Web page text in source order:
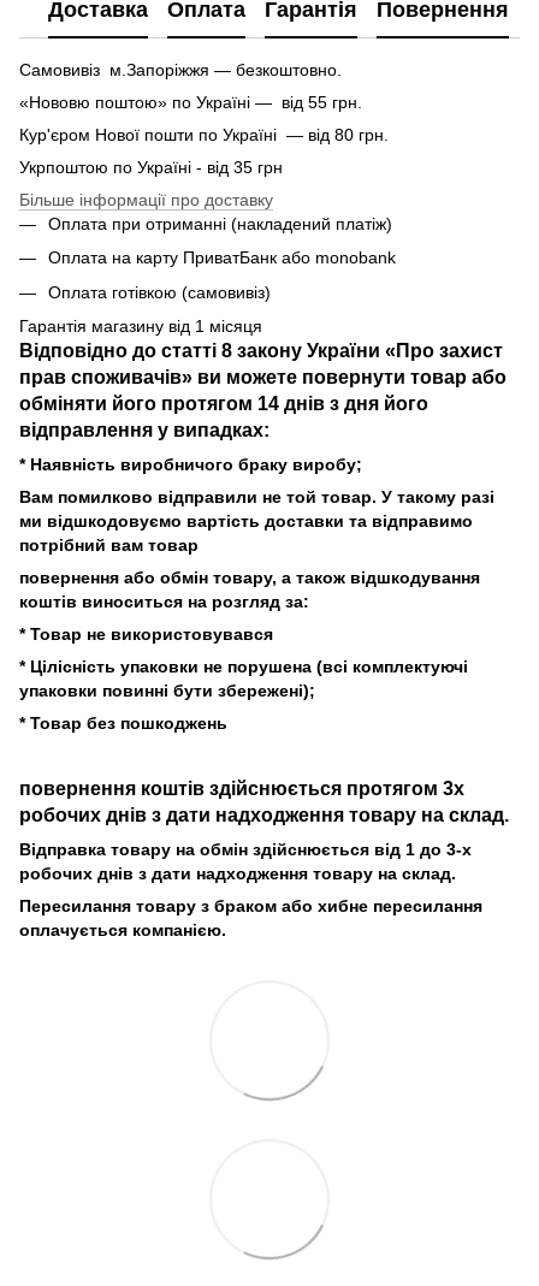
Доставка Оплата Гарантія Повернення
Самовивіз м.Запоріжжя — безкоштовно.
«Нововю поштою» по Україні — від 55 грн.
Кур'єром Нової пошти по Україні — від 80 грн.
Укрпоштою по Україні - від 35 грн
Більше інформації про доставку
Оплата при отриманні (накладений платіж)
Оплата на карту ПриватБанк або monobank
Оплата готівкою (самовивіз)
Гарантія магазину від 1 місяця
Відповідно до статті 8 закону України «Про захист
прав споживачів» ви можете повернути товар або
обміняти його протягом 14 днів з дня його
відправлення у випадках:
* Наявність виробничого браку виробу;
Вам помилково відправили не той товар. У такому разі
ми відшкодовуємо вартість доставки та відправимо
потрібний вам товар
повернення або обмін товару, а також відшкодування
коштів виноситься на розгляд за:
* Товар не використовувався
* Цілісність упаковки не порушена (всі комплектуючі
упаковки повинні бути збережені);
* Товар без пошкоджень
повернення коштів здійснюється протягом 3х
робочих днів з дати надходження товару на склад.
Відправка товару на обмін здійснюється від 1 до 3-х
робочих днів з дати надходження товару на склад.
Пересилання товару з браком або хибне пересилання
оплачується компанією.